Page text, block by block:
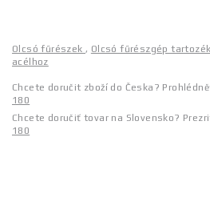
Olcsó fűrészek, Olcsó fűrészgép
acélhoz
Chcete doručit zboží do Česka?
180
Chcete doručiť tovar na Slovensko?
180